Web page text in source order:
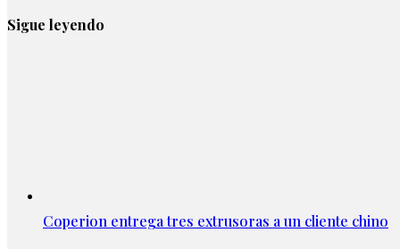
Sigue leyendo
Coperion entrega tres extrusoras a un cliente chino